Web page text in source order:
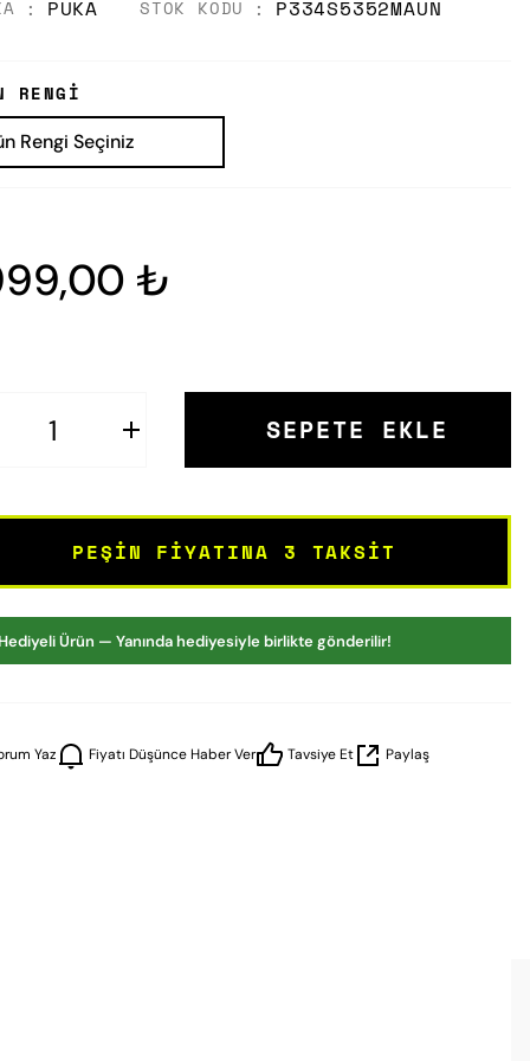
PUKA STOK KODU P334S5352MAUN
RENGI
₺
SEPETE EKLE
PEŞIN FIYATINA 3 TAKSIT
Hediyeli Ürün — Yanında hediyesiyle birlikte gönderilir!
Yaz Fiyatı Düşünce Haber Ver Tavsiye Et Paylaş